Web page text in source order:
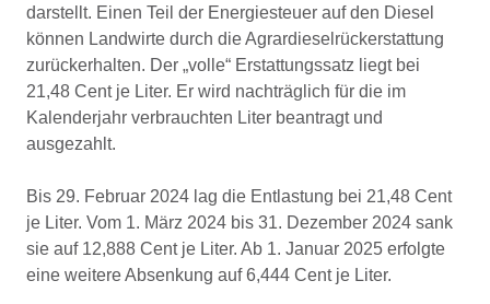
darstellt. Einen Teil der Energiesteuer auf den Diesel
können Landwirte durch die Agrardieselrückerstattung
zurückerhalten. Der „volle“ Erstattungssatz liegt bei
21,48 Cent je Liter. Er wird nachträglich für die im
Kalenderjahr verbrauchten Liter beantragt und
ausgezahlt.
Bis 29. Februar 2024 lag die Entlastung bei 21,48 Cent
je Liter. Vom 1. März 2024 bis 31. Dezember 2024 sank
sie auf 12,888 Cent je Liter. Ab 1. Januar 2025 erfolgte
eine weitere Absenkung auf 6,444 Cent je Liter.